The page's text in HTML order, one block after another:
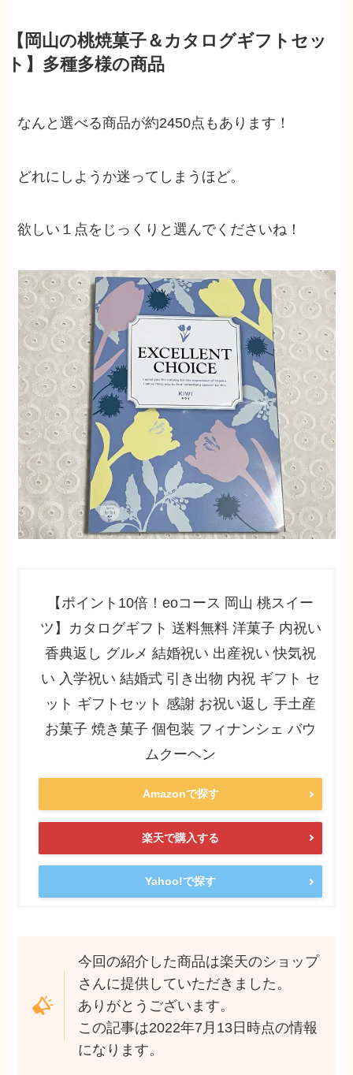
【岡山の桃焼菓子＆カタログギフトセッ
ト】多種多様の商品
なんと選べる商品が約2450点もあります！
どれにしようか迷ってしまうほど。
欲しい１点をじっくりと選んでくださいね！
【ポイント10倍！eoコース 岡山 桃スイー
ツ】カタログギフト 送料無料 洋菓子 内祝い
香典返し グルメ 結婚祝い 出産祝い 快気祝
い 入学祝い 結婚式 引き出物 内祝 ギフト セ
ット ギフトセット 感謝 お祝い返し 手土産
お菓子 焼き菓子 個包装 フィナンシェ バウ
ムクーヘン
Amazonで探す
楽天で購入する
Yahoo!で探す
今回の紹介した商品は楽天のショップ
さんに提供していただきました。
ありがとうございます。
この記事は2022年7月13日時点の情報
になります。